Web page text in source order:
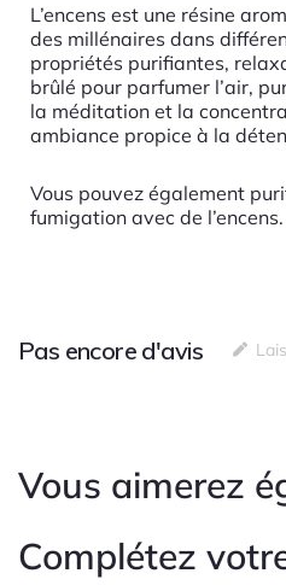
L’encens est une résine
des millénaires dans
propriétés purifiantes,
brûlé pour parfumer l’air,
la méditation et la
ambiance propice à la
Vous pouvez également
fumigation avec de l’encens.
Pas encore d'avis
Vous aimerez
Complétez